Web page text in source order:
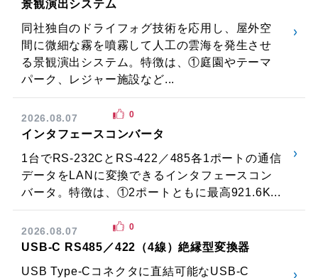
景観演出システム
同社独自のドライフォグ技術を応用し、屋外空
間に微細な霧を噴霧して人工の雲海を発生させ
る景観演出システム。特徴は、①庭園やテーマ
パーク、レジャー施設など...
2026.08.07
インタフェースコンバータ
1台でRS-232CとRS-422／485各1ポートの通信
データをLANに変換できるインタフェースコン
バータ。特徴は、①2ポートともに最高921.6K...
0
2026.08.07
USB-C RS485／422（4線）絶縁型変換器
USB Type-Cコネクタに直結可能なUSB-C
0